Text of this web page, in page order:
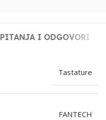
PITANJA I ODGOVORI
Tastature
FANTECH